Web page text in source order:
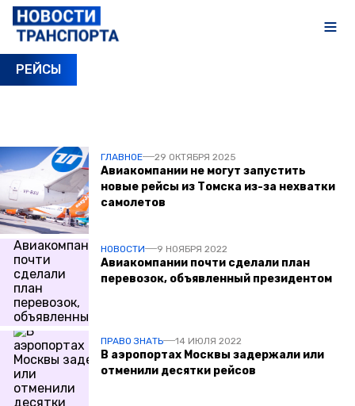
РЕЙСЫ
ГЛАВНОЕ 29 ОКТЯБРЯ 2025
Авиакомпании не могут запустить
новые рейсы из Томска из-за нехватки
самолетов
НОВОСТИ 9 НОЯБРЯ 2022
Авиакомпании почти сделали план
перевозок, объявленный президентом
ПРАВО ЗНАТЬ 14 ИЮЛЯ 2022
В аэропортах Москвы задержали или
отменили десятки рейсов